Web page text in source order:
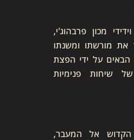
מכון פרבהוג'י,
את מורשתו ומשנתו
הבאים על ידי הפצת
שיחות פנימיות
אל המעבר,